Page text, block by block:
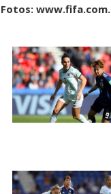
Fotos: www.fifa.com.